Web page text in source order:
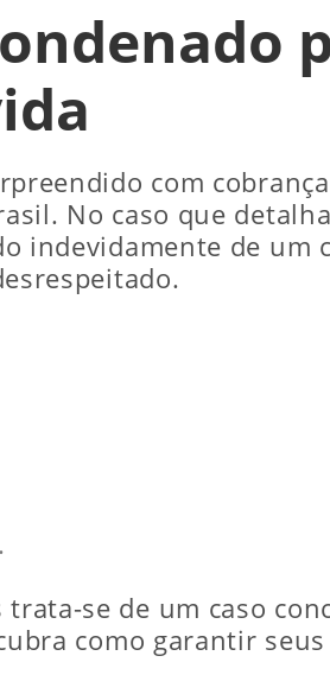
com
No caso que
indevidamente de um
se de um caso
como garantir